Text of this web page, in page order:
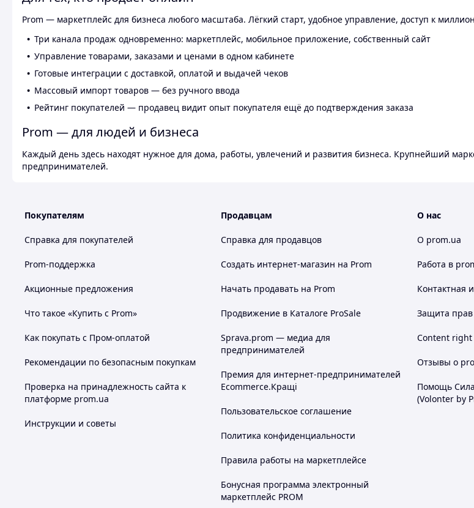
Prom — маркетплейс для бизнеса любого масштаба. Лёгкий старт, удобное управление, доступ к
Три канала продаж одновременно: маркетплейс, мобильное приложение, собственный сайт
Управление товарами, заказами и ценами в одном кабинете
Готовые интеграции с доставкой, оплатой и выдачей чеков
Массовый импорт товаров — без ручного ввода
Рейтинг покупателей — продавец видит опыт покупателя ещё до подтверждения заказа
Prom — для людей и бизнеса
Каждый день здесь находят нужное для дома, работы, увлечений и развития бизнеса. Крупнейший
предпринимателей.
Покупателям
Справка для покупателей
Prom-поддержка
Акционные предложения
Что такое «Купить с Prom»
Как покупать с Пром-оплатой
Рекомендации по безопасным покупкам
Проверка на принадлежность сайта к
платформе prom.ua
Инструкции и советы
Продавцам
Справка для продавцов
Создать интернет-магазин на Prom
Начать продавать на Prom
Продвижение в Каталоге ProSale
Sprava.prom — медиа для
предпринимателей
Премия для интернет-предпринимателей
Ecommerce.Кращі
Пользовательское соглашение
Политика конфиденциальности
Правила работы на маркетплейсе
Бонусная программа электронный
маркетплейс PROM
О нас
О prom.ua
Работа в
Контактная
Защита прав
Content
Отзывы о
Помощь
(Volonter by